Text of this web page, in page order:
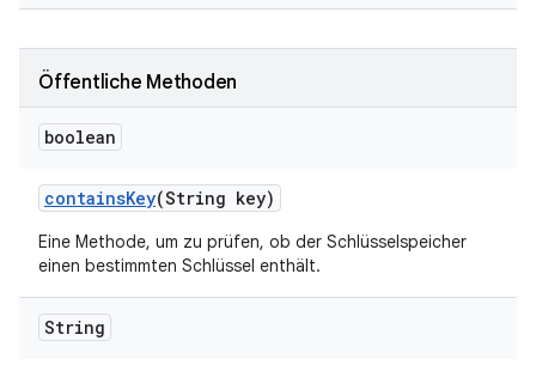
Öffentliche Methoden
boolean
containsKey(String key)
Eine Methode, um zu prüfen, ob der Schlüsselspeicher
einen bestimmten Schlüssel enthält.
String